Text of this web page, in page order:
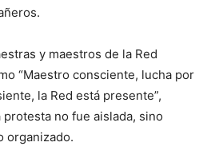
y maestros de la Red
“Maestro consciente, lucha por
la Red está presente”,
no fue aislada, sino
organizado.